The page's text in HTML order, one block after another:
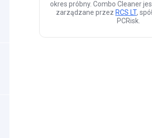
okres próbny. Combo Cleaner
zarządzane przez RCS LT,
PCRisk.